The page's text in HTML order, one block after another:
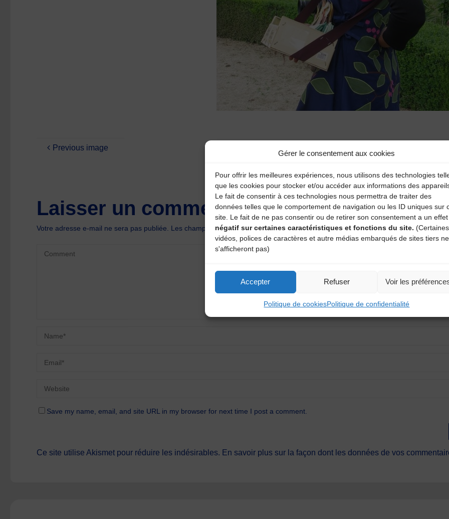
Gérer le consentement aux cookies
Pour offrir les meilleures expériences, nous utilisons des technologies
que les cookies pour stocker et/ou accéder aux informations des
Le fait de consentir à ces technologies nous permettra de traiter des
données telles que le comportement de navigation ou les ID uniques sur
site. Le fait de ne pas consentir ou de retirer son consentement a un effet
négatif sur certaines caractéristiques et fonctions du site. (Certaines
vidéos, polices de caractères et autre médias embarqués de sites tiers ne
s'afficheront pas)
Accepter Refuser Voir les
Politique de cookiesPolitique de confidentialité
Previous image
Laisser un commentaire
Votre adresse e-mail ne sera pas publiée. Les champs obligatoires sont indiqués avec*
Save my name, email, and site URL in my browser for next time I post a comment.
Ce site utilise Akismet pour réduire les indésirables. En savoir plus sur la façon dont les données de vos